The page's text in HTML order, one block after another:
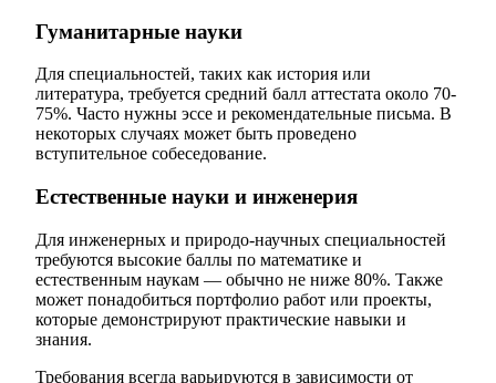
Гуманитарные науки
Для специальностей, таких как история или
литература, требуется средний балл аттестата около 70-
75%. Часто нужны эссе и рекомендательные письма. В
некоторых случаях может быть проведено
вступительное собеседование.
Естественные науки и инженерия
Для инженерных и природо-научных специальностей
требуются высокие баллы по математике и
естественным наукам — обычно не ниже 80%. Также
может понадобиться портфолио работ или проекты,
которые демонстрируют практические навыки и
знания.
Требования всегда варьируются в зависимости от